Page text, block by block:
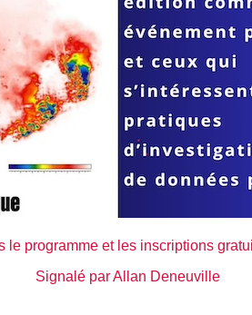
le programme et les inscriptions
Signalé par Allan Deneuville